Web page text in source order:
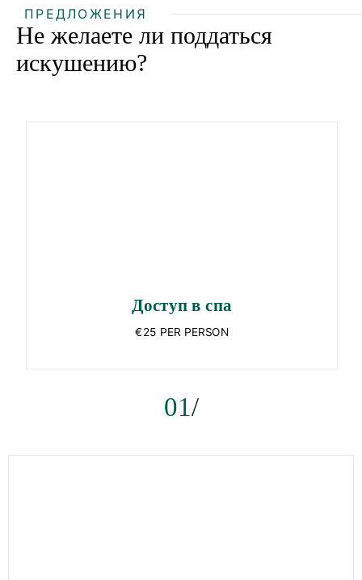
ПРЕДЛОЖЕНИЯ
Не желаете ли поддаться
искушению?
01
Доступ в спа
€25 PER PERSON